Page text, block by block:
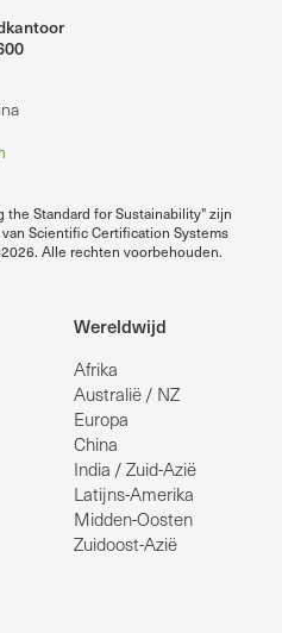
Standard for Sustainability" zijn
Scientific Certification Systems
Alle rechten voorbehouden.
Wereldwijd
Afrika
Australië / NZ
Europa
China
India / Zuid-Azië
Latijns-Amerika
Midden-Oosten
Zuidoost-Azië